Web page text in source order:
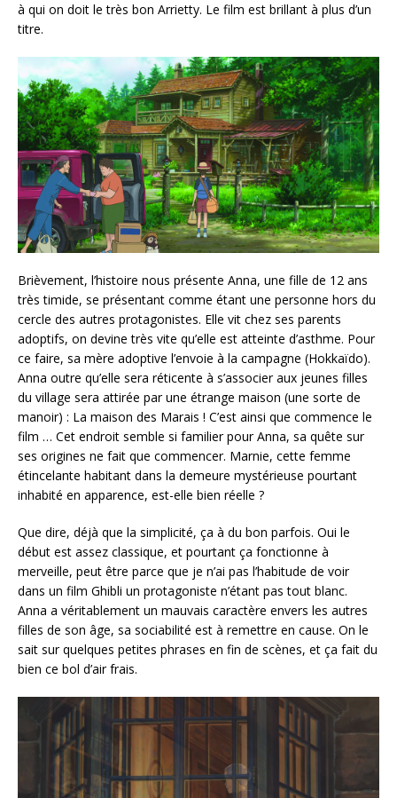
à qui on doit le très bon Arrietty. Le film est brillant à plus d’un
titre.
Brièvement, l’histoire nous présente Anna, une fille de 12 ans
très timide, se présentant comme étant une personne hors du
cercle des autres protagonistes. Elle vit chez ses parents
adoptifs, on devine très vite qu’elle est atteinte d’asthme. Pour
ce faire, sa mère adoptive l’envoie à la campagne (Hokkaïdo).
Anna outre qu’elle sera réticente à s’associer aux jeunes filles
du village sera attirée par une étrange maison (une sorte de
manoir) : La maison des Marais ! C’est ainsi que commence le
film … Cet endroit semble si familier pour Anna, sa quête sur
ses origines ne fait que commencer. Marnie, cette femme
étincelante habitant dans la demeure mystérieuse pourtant
inhabité en apparence, est-elle bien réelle ?
Que dire, déjà que la simplicité, ça à du bon parfois. Oui le
début est assez classique, et pourtant ça fonctionne à
merveille, peut être parce que je n’ai pas l’habitude de voir
dans un film Ghibli un protagoniste n’étant pas tout blanc.
Anna a véritablement un mauvais caractère envers les autres
filles de son âge, sa sociabilité est à remettre en cause. On le
sait sur quelques petites phrases en fin de scènes, et ça fait du
bien ce bol d’air frais.